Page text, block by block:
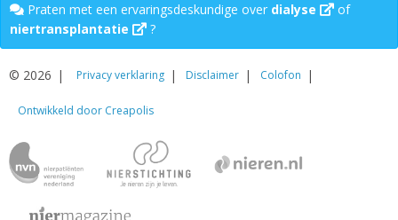
Praten met een ervaringsdeskundige over dialyse
of
niertransplantatie
?
© 2026 Privacy verklaring Disclaimer Colofon
Ontwikkeld door Creapolis